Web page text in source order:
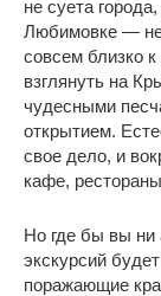
не суета
Любимовке —
совсем близко
взглянуть на
чудесными
открытием.
свое дело, и
кафе,
Но где бы вы ни
экскурсий
поражающие